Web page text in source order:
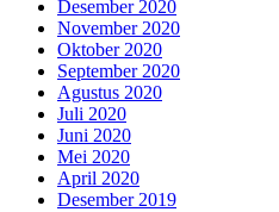
Desember 2020
November 2020
Oktober 2020
September 2020
Agustus 2020
Juli 2020
Juni 2020
Mei 2020
April 2020
Desember 2019